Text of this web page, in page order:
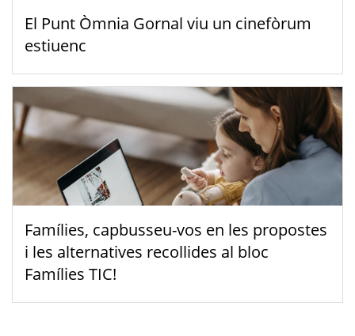
El Punt Òmnia Gornal viu un cinefòrum
estiuenc
Famílies, capbusseu-vos en les propostes
i les alternatives recollides al bloc
Famílies TIC!